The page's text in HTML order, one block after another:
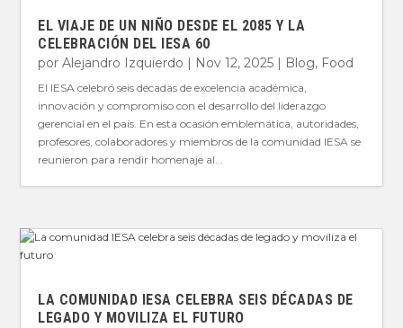
EL VIAJE DE UN NIÑO DESDE EL 2085 Y LA
CELEBRACIÓN DEL IESA 60
porAlejandro Izquierdo | Nov 12, 2025 | Blog, Food
El IESA celebró seis décadas de excelencia académica,
innovación y compromiso con el desarrollo del liderazgo
gerencial en el país. En esta ocasión emblemática, autoridades,
profesores, colaboradores y miembros de la comunidad IESA se
reunieron para rendir homenaje al...
LA COMUNIDAD IESA CELEBRA SEIS DÉCADAS DE
LEGADO Y MOVILIZA EL FUTURO